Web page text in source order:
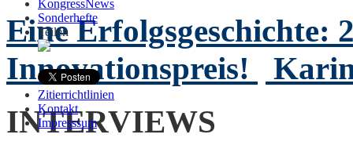
KongressNews
Sonderhefte
Teilen
Zitierrichtlinien
Kontakt
Impresssum
Eine Erfolgsgeschichte:
Innovationspreis!
INTERVIEWS